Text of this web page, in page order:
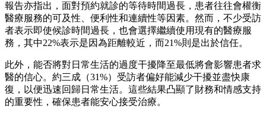
報告亦指出，面對預約就診的等待時間過長，患者往往會權衡
醫療服務的可及性、便利性和連續性等因素。然而，不少受訪
者表示即使候診時間過長，也會選擇繼續使用現有的醫療服
務，其中22%表示是因為距離較近，而21%則是出於信任。
此外，能否將對日常生活的過度干擾降至最低將會影響患者求
醫的信心。約三成（31%）受訪者偏好能減少干擾並盡快康
復，以便迅速回歸日常生活。這些結果凸顯了財務和情感支持
的重要性，確保患者能安心接受治療。